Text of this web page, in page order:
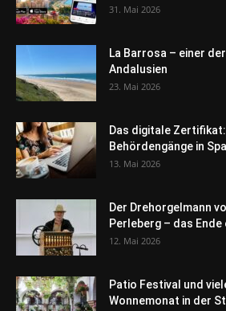
31. Mai 2026
La Barrosa – einer
Andalusien
23. Mai 2026
Das digitale
Behördengänge in
13. Mai 2026
Der Drehorgelmann
Perleberg – das Ende
12. Mai 2026
Patio Festival und
Wonnemonat in der